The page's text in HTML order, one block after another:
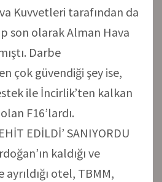
Kuvvetleri tarafından da
son olarak Alman Hava
Darbe
çok güvendiği şey ise,
ile İncirlik’ten kalkan
F16’lardı.
EDİLDİ’ SANIYORDU
kaldığı ve
ayrıldığı otel, TBMM,